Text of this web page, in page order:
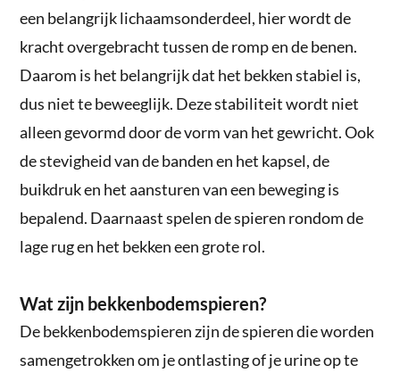
een belangrijk lichaamsonderdeel, hier wordt de
kracht overgebracht tussen de romp en de benen.
Daarom is het belangrijk dat het bekken stabiel is,
dus niet te beweeglijk. Deze stabiliteit wordt niet
alleen gevormd door de vorm van het gewricht. Ook
de stevigheid van de banden en het kapsel, de
buikdruk en het aansturen van een beweging is
bepalend. Daarnaast spelen de spieren rondom de
lage rug en het bekken een grote rol.
Wat zijn bekkenbodemspieren?
De bekkenbodemspieren zijn de spieren die worden
samengetrokken om je ontlasting of je urine op te